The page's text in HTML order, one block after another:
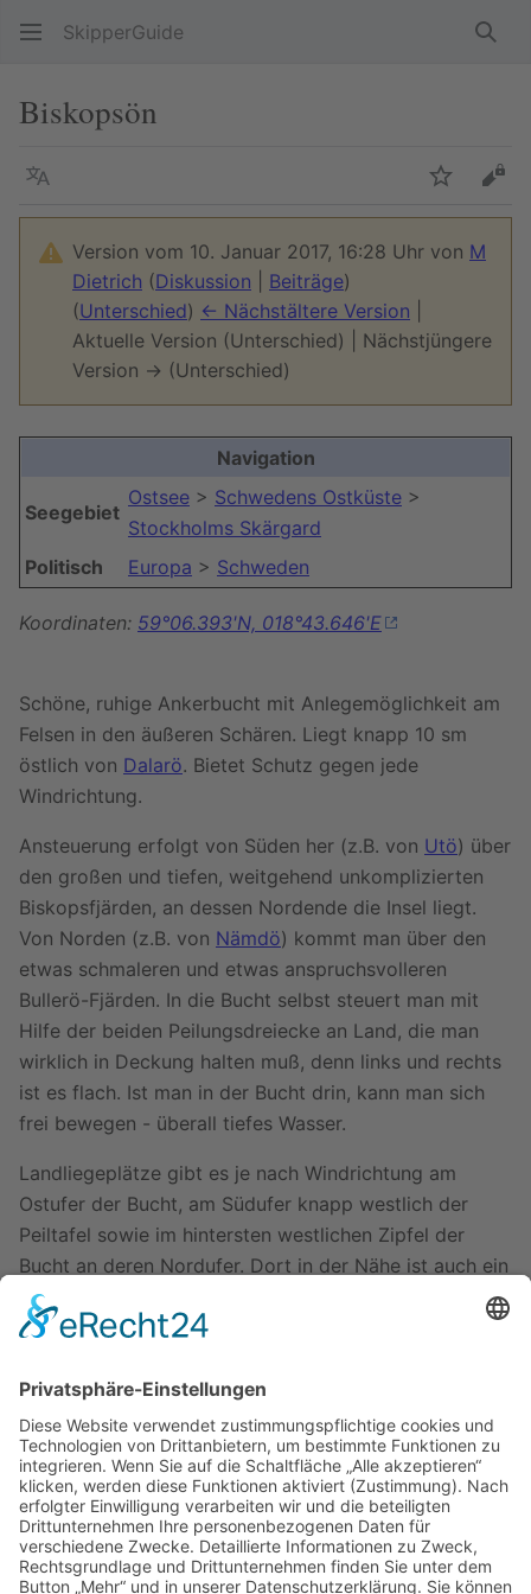
SkipperGuide
Biskopsön
Sprache
Version vom 10. Januar 2017, 16:28 Uhr von M
Dietrich (Diskussion Beiträge)
(Unterschied) ← Nächstältere Version
Aktuelle Version (Unterschied) | Nächstjüngere
Version → (Unterschied)
Navigation
Seegebiet
Ostsee > Schwedens Ostküste >
Stockholms Skärgard
Politisch
Europa > Schweden
Koordinaten: 59°06.393'N, 018°43.646'E
Schöne, ruhige Ankerbucht mit Anlegemöglichkeit am
Felsen in den äußeren Schären. Liegt knapp 10 sm
östlich von Dalarö. Bietet Schutz gegen jede
Windrichtung.
Ansteuerung erfolgt von Süden her (z.B. von Utö) über
den großen und tiefen, weitgehend unkomplizierten
Biskopsfjärden, an dessen Nordende die Insel liegt.
Von Norden (z.B. von Nämdö) kommt man über den
etwas schmaleren und etwas anspruchsvolleren
Bullerö-Fjärden. In die Bucht selbst steuert man mit
Hilfe der beiden Peilungsdreiecke an Land, die man
wirklich in Deckung halten muß, denn links und rechts
ist es flach. Ist man in der Bucht drin, kann man sich
frei bewegen - überall tiefes Wasser.
Landliegeplätze gibt es je nach Windrichtung am
Ostufer der Bucht, am Südufer knapp westlich der
Peiltafel sowie im hintersten westlichen Zipfel der
Bucht an deren Nordufer. Dort in der Nähe ist auch ein
Trockenklo.
Blick über die paar restlichen Schären und dann die
offene See.
Zuletzt bearbeitet vor 10 JahrenvonM Dietrich